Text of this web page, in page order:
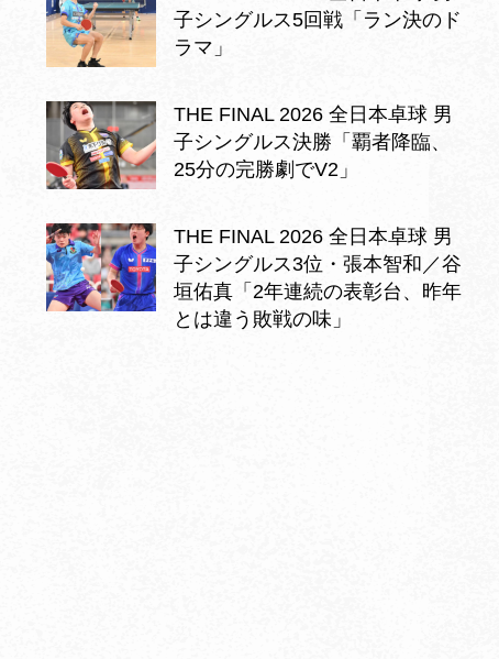
子シングルス5回戦「ラン決のド
ラマ」
THE FINAL 2026 全日本卓球 男
子シングルス決勝「覇者降臨、
25分の完勝劇でV2」
THE FINAL 2026 全日本卓球 男
子シングルス3位・張本智和／谷
垣佑真「2年連続の表彰台、昨年
とは違う敗戦の味」